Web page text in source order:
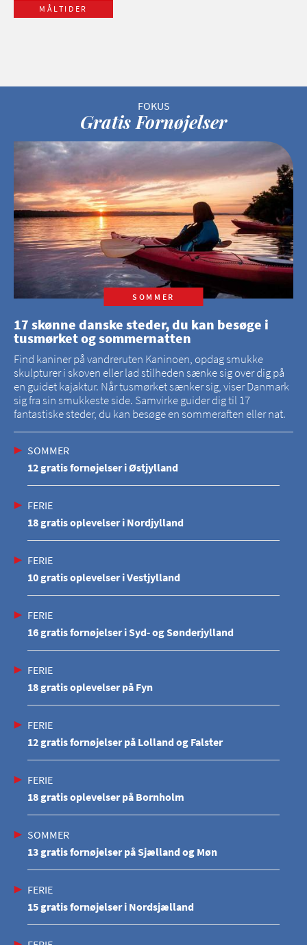
MÅLTIDER
Gratis Fornøjelser
SOMMER
17 skønne danske steder, du kan besøge i
tusmørket og sommernatten
Find kaniner på vandreruten Kaninoen, opdag smukke
skulpturer i skoven eller lad stilheden sænke sig over dig på
en guidet kajaktur. Når tusmørket sænker sig, viser Danmark
sig fra sin smukkeste side. Samvirke guider dig til 17
fantastiske steder, du kan besøge en sommeraften eller nat.
SOMMER
12 gratis fornøjelser i Østjylland
FERIE
18 gratis oplevelser i Nordjylland
FERIE
10 gratis oplevelser i Vestjylland
FERIE
16 gratis fornøjelser i Syd- og Sønderjylland
FERIE
18 gratis oplevelser på Fyn
FERIE
12 gratis fornøjelser på Lolland og Falster
FERIE
18 gratis oplevelser på Bornholm
SOMMER
13 gratis fornøjelser på Sjælland og Møn
FERIE
15 gratis fornøjelser i Nordsjælland